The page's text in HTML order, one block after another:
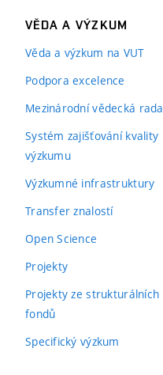
VĚDA A VÝZKUM
Věda a výzkum na VUT
Podpora excelence
Mezinárodní vědecká rada
Systém zajišťování kvality
výzkumu
Výzkumné infrastruktury
Transfer znalostí
Open Science
Projekty
Projekty ze strukturálních
fondů
Specifický výzkum